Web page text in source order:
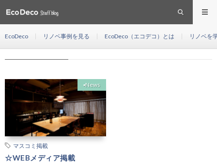
EcoDeco リノベ事例を見る EcoDeco（エコデコ）とは リノベを
HOME 中野リノベーション
▪︎News
マスコミ掲載
☆WEBメディア掲載